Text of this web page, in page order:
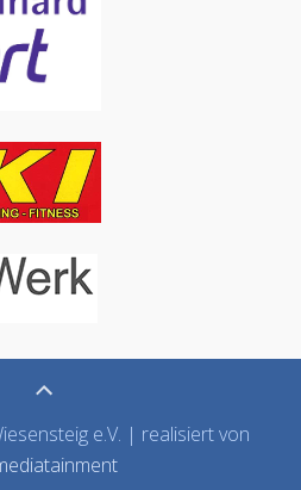
e.V. | realisiert von